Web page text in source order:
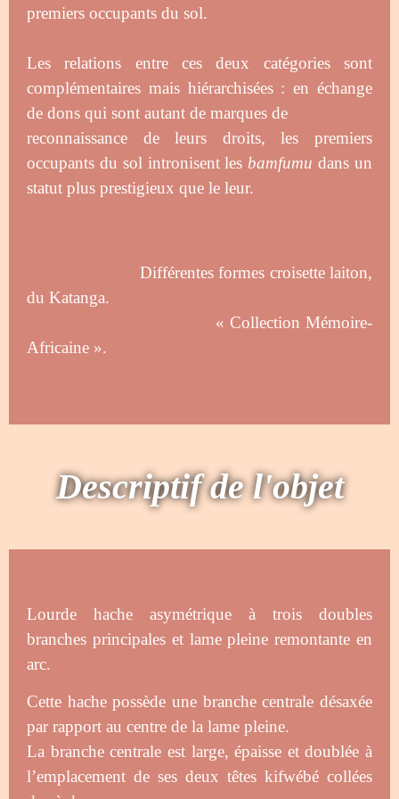
premiers occupants du sol.
Les relations entre ces deux catégories sont
complémentaires mais hiérarchisées : en échange
de dons qui sont autant de marques de
reconnaissance de leurs droits, les premiers
occupants du sol intronisent les bamfumu dans un
statut plus prestigieux que le leur.
Différentes formes croisette laiton,
du Katanga.
« Collection Mémoire-
Africaine ».
Descriptif de l'objet
Lourde hache asymétrique à trois doubles
branches principales et lame pleine remontante en
arc.
Cette hache possède une branche centrale désaxée
par rapport au centre de la lame pleine.
La branche centrale est large, épaisse et doublée à
l’emplacement de ses deux têtes kifwébé collées